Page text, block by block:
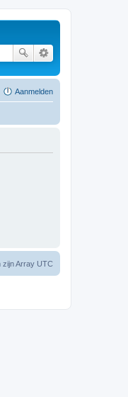
Aanmelden
zijn Array UTC